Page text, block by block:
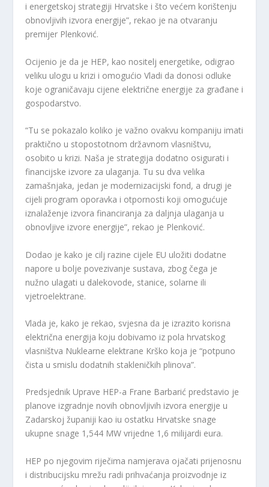
i energetskoj strategiji Hrvatske i što većem korištenju
obnovljivih izvora energije”, rekao je na otvaranju
premijer Plenković.
Ocijenio je da je HEP, kao nositelj energetike, odigrao
veliku ulogu u krizi i omogućio Vladi da donosi odluke
koje ograničavaju cijene električne energije za građane i
gospodarstvo.
“Tu se pokazalo koliko je važno ovakvu kompaniju imati
praktično u stopostotnom državnom vlasništvu,
osobito u krizi. Naša je strategija dodatno osigurati i
financijske izvore za ulaganja. Tu su dva velika
zamašnjaka, jedan je modernizacijski fond, a drugi je
cijeli program oporavka i otpornosti koji omogućuje
iznalaženje izvora financiranja za daljnja ulaganja u
obnovljive izvore energije”, rekao je Plenković.
Dodao je kako je cilj razine cijele EU uložiti dodatne
napore u bolje povezivanje sustava, zbog čega je
nužno ulagati u dalekovode, stanice, solarne ili
vjetroelektrane.
Vlada je, kako je rekao, svjesna da je izrazito korisna
električna energija koju dobivamo iz pola hrvatskog
vlasništva Nuklearne elektrane Krško koja je “potpuno
čista u smislu dodatnih stakleničkih plinova”.
Predsjednik Uprave HEP-a Frane Barbarić predstavio je
planove izgradnje novih obnovljivih izvora energije u
Zadarskoj županiji kao iu ostatku Hrvatske snage
ukupne snage 1,544 MW vrijedne 1,6 milijardi eura.
HEP po njegovim riječima namjerava ojačati prijenosnu
i distribucijsku mrežu radi prihvaćanja proizvodnje iz